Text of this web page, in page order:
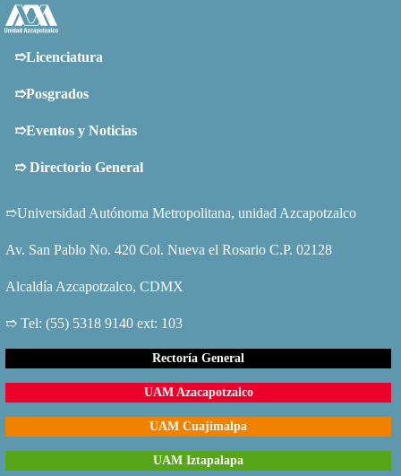
➱Licenciatura
➱Posgrados
➱Eventos y Noticias
➱Directorio General
➱Universidad Autónoma Metropolitana, unidad Azcapotzalco
Av. San Pablo No. 420 Col. Nueva el Rosario C.P. 02128
Alcaldía Azcapotzalco, CDMX
➱ Tel: (55) 5318 9140 ext: 103
Rectoría General
UAM Azacapotzalco
UAM Cuajimalpa
UAM Iztapalapa